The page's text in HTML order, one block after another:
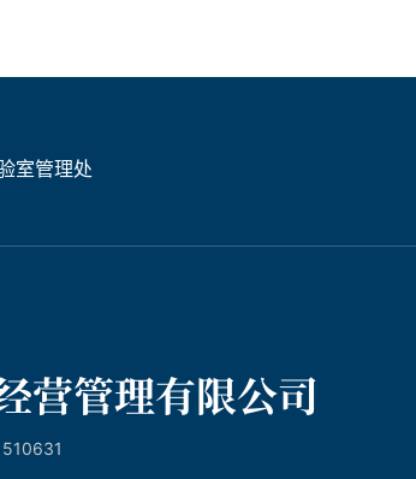
室管理处